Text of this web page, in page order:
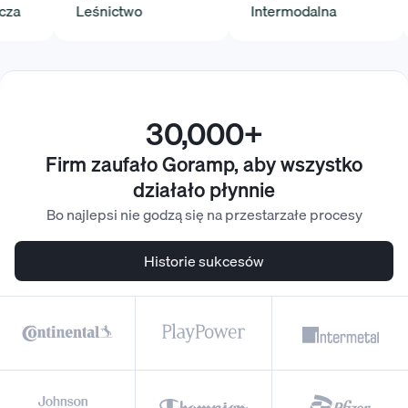
Leśnictwo Intermodalna
30,000+
Firm zaufało Goramp, aby wszystko
działało płynnie
Bo najlepsi nie godzą się na przestarzałe procesy
Historie sukcesów